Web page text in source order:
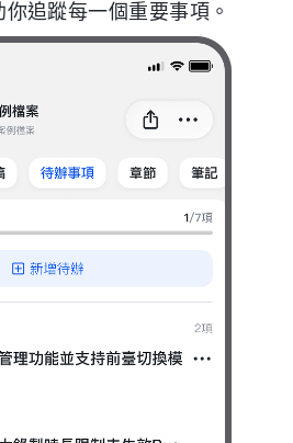
追蹤每一個重要事項。